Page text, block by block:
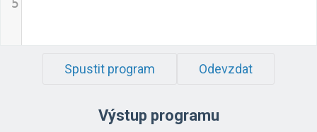
5
Spustit program Odevzdat
Výstup programu